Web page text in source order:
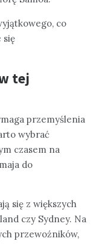
co
się
tej
przemyślenia
wybrać
czasem na
do
się z większych
czy Sydney. Na
przewoźników,